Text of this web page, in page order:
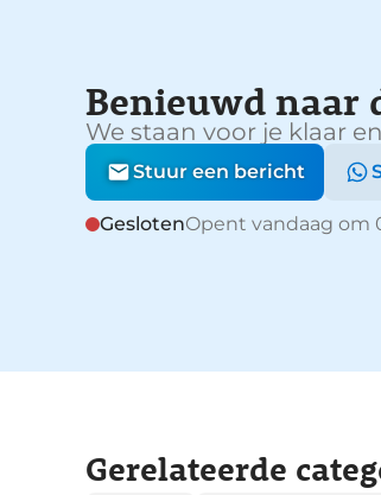
Benieuwd naar
We staan voor je klaar
Stuur een bericht
GeslotenOpent vandaag om
Gerelateerde